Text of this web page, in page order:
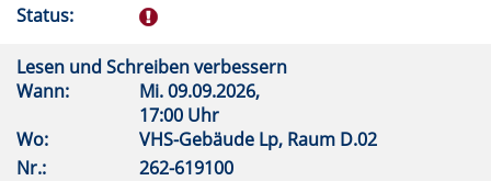
Status:
Lesen und Schreiben verbessern
Wann:
Mi.09.09.2026,
17:00 Uhr
Wo:
VHS-Gebäude Lp, Raum D.02
Nr.:
262-619100